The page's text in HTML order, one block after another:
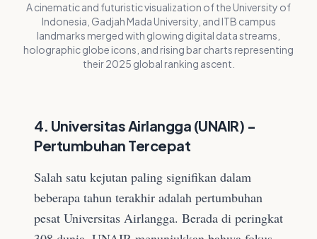
A cinematic and futuristic visualization of the University of
Indonesia, Gadjah Mada University, and ITB campus
landmarks merged with glowing digital data streams,
holographic globe icons, and rising bar charts representing
their 2025 global ranking ascent.
4. Universitas Airlangga (UNAIR) -
Pertumbuhan Tercepat
Salah satu kejutan paling signifikan dalam
beberapa tahun terakhir adalah pertumbuhan
pesat Universitas Airlangga. Berada di peringkat